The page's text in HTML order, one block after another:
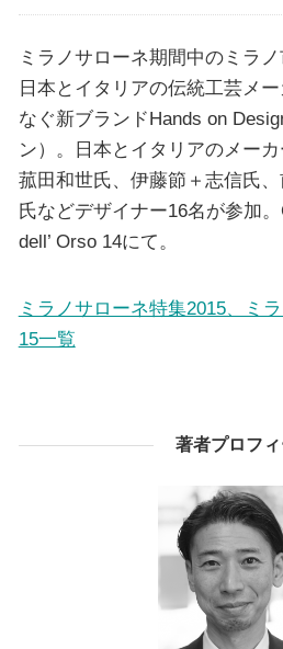
ミラノサローネ期間中のミラノ
日本とイタリアの伝統工芸メ
なぐ新ブランドHands on
ン）。日本とイタリアのメーカ
菰田和世氏、伊藤節＋志信氏
氏などデザイナー16名が参加
dell’ Orso 14にて。
ミラノサローネ特集2015、ミ
15一覧
著者プロフ